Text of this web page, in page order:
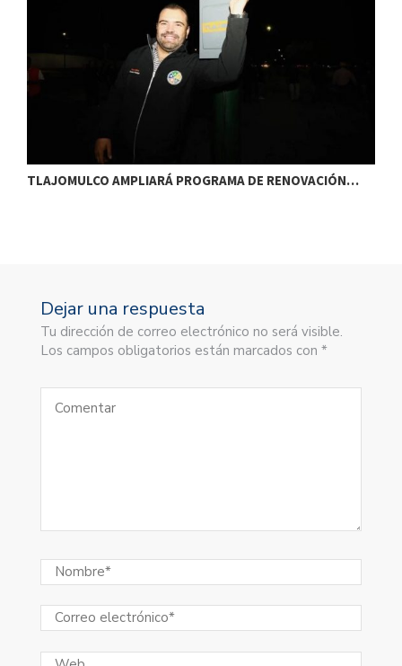
TLAJOMULCO AMPLIARÁ PROGRAMA DE RENOVACIÓN…
Dejar una respuesta
Tu dirección de correo electrónico no será visible.
Los campos obligatorios están marcados con *